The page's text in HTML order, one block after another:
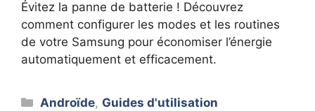
Évitez la panne de batterie ! Découvrez
comment configurer les modes et les routines
de votre Samsung pour économiser l’énergie
automatiquement et efficacement.
Catégories
Androïde, Guides d'utilisation